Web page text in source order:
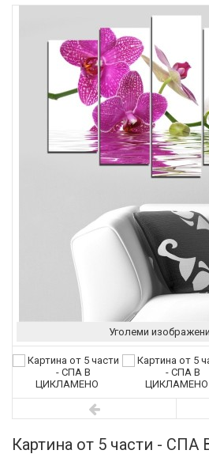
Уголеми
Картина от 5 части -